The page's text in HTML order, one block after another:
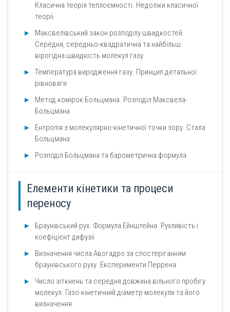
Класична теорія теплоємності. Недоліки класичної
теорії
Максвелівський закон розподілу швидкостей.
Середня, середньо-квадратична та найбільш
вірогідна швидкість молекул газу
Температура виродження газу. Принцип детальної
рівноваги
Метод комірок Больцмана. Розподіл Максвела-
Больцмана
Ентропія з молекулярно-кінетичної точки зору. Стала
Больцмана
Розподіл Больцмана та барометрична формула
Елементи кінетики та процеси
переносу
Браунівський рух. Формула Ейнштейна. Рухливість і
коефіцієнт дифузії
Визначення числа Авогадро за спостеріганням
браунівського руху. Експерименти Перрена
Число зіткнень та середня довжина вільного пробігу
молекул. Газо-кінетичний діаметр молекули та його
визначення